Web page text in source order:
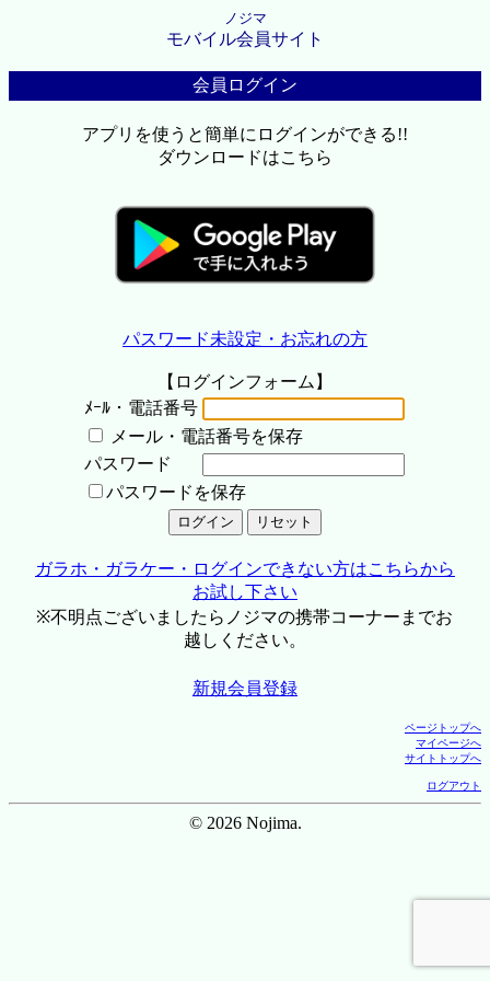
ノジマ
モバイル会員サイト
会員ログイン
アプリを使うと簡単にログインができる!!
ダウンロードはこちら
パスワード未設定・お忘れの方
【ログインフォーム】
ﾒｰﾙ・電話番号
メール・電話番号を保存
パスワード
パスワードを保存
ガラホ・ガラケー・ログインできない方はこちらから
お試し下さい
※不明点ございましたらノジマの携帯コーナーまでお
越しください。
新規会員登録
ページトップへ
マイページへ
サイトトップへ
ログアウト
© 2026 Nojima.